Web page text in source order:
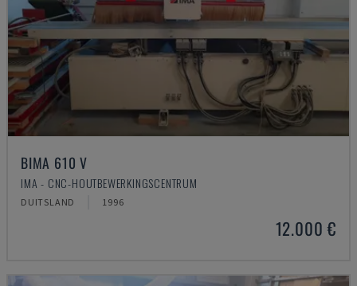
BIMA 610 V
IMA - CNC-HOUTBEWERKINGSCENTRUM
DUITSLAND 1996
12.000 €